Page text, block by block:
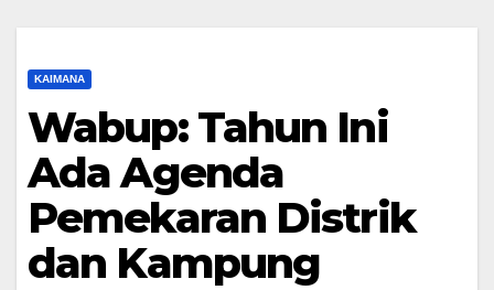
KAIMANA
Wabup: Tahun Ini
Ada Agenda
Pemekaran Distrik
dan Kampung